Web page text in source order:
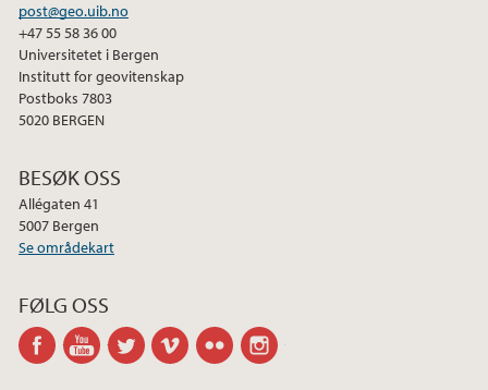
post@geo.uib.no
+47 55 58 36 00
Universitetet i Bergen
Institutt for geovitenskap
Postboks 7803
5020 BERGEN
BESØK OSS
Allégaten 41
5007 Bergen
Se områdekart
FØLG OSS
facebookyoutubetwitter vimeo flickr